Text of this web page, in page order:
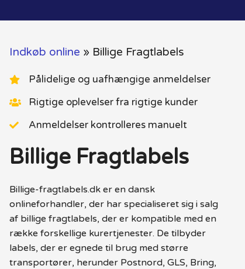
Indkøb online » Billige Fragtlabels
Pålidelige og uafhængige anmeldelser
Rigtige oplevelser fra rigtige kunder
Anmeldelser kontrolleres manuelt
Billige Fragtlabels
Billige-fragtlabels.dk er en dansk
onlineforhandler, der har specialiseret sig i salg
af billige fragtlabels, der er kompatible med en
række forskellige kurertjenester. De tilbyder
labels, der er egnede til brug med større
transportører, herunder Postnord, GLS, Bring,